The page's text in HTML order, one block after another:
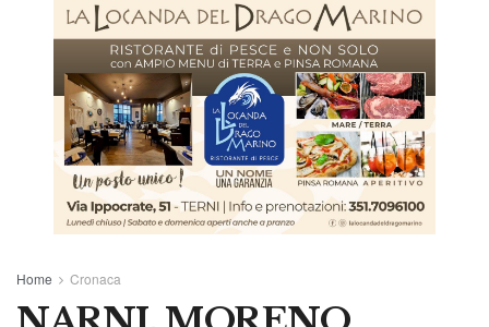
Home Cronaca